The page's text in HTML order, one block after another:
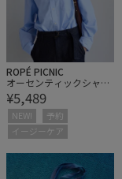
ROPÉ PICNIC
オーセンティックシャ
ツ/UVケア・イージーケ
ア・リンクコーデ
¥5,489
NEW!
予約
イージーケア